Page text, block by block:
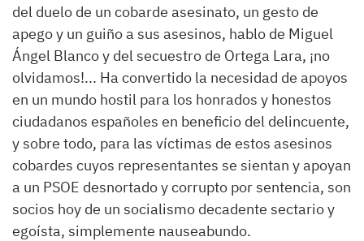
del duelo de un cobarde asesinato, un gesto de
apego y un guiño a sus asesinos, hablo de Miguel
Ángel Blanco y del secuestro de Ortega Lara, ¡no
olvidamos!... Ha convertido la necesidad de apoyos
en un mundo hostil para los honrados y honestos
ciudadanos españoles en beneficio del delincuente,
y sobre todo, para las víctimas de estos asesinos
cobardes cuyos representantes se sientan y apoyan
a un PSOE desnortado y corrupto por sentencia, son
socios hoy de un socialismo decadente sectario y
egoísta, simplemente nauseabundo.